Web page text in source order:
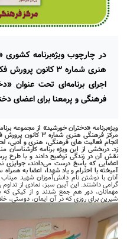
در چارچوب ویژه‌برنامه کشوری
هنری شماره ۳ کانون
اجرای برنامه‌ای تحت عنوان
فرهنگی و پرمعنا برای اعضای
ویژه‌برنامه «دختران خورشید» از مجموعه
مرکز فرهنگی هنری
انجام فعالیت های فرهنگی، هنری و ادبی،
زد.دربخشی از این ویژه برنامه کارشناسان
نقش آن در زندگی توضیح دادند و با طرح
اعضایی که پاسخ درست می‌دادند، جوایزی
آمیخته با احترام و یاد شهدا، اعضا به
آنان با نوشتن نام دانش‌آموزان شهید
گرامی داشتند. این آیین سبز، نمادی از تداوم
مهمانان، دور هم جمع شدند و از کیکی که
شیرین برای روزی که در آن ایمان، دوستی،